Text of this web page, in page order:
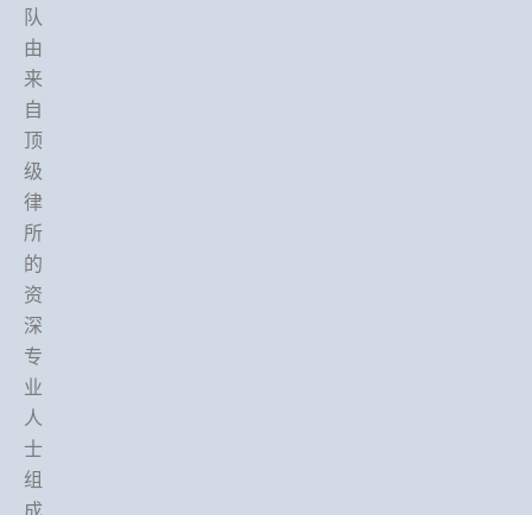
队
由
来
自
顶
级
律
所
的
资
深
专
业
人
士
组